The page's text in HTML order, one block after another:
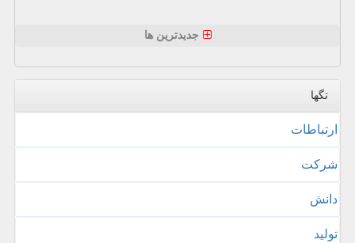
جدیدترین ها
تگها
ارتباطات
شركت
دانش
تولید